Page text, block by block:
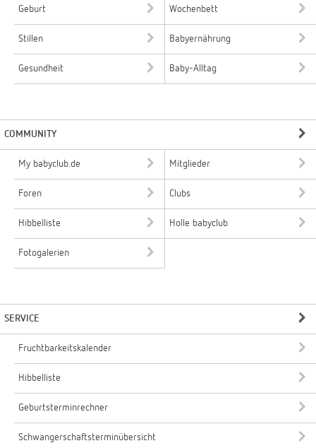
Geburt Wochenbett
Stillen Babyernährung
Gesundheit Baby-Alltag
COMMUNITY
My babyclub.de Mitglieder
Foren Clubs
Hibbelliste Holle babyclub
Fotogalerien
SERVICE
Fruchtbarkeitskalender
Hibbelliste
Geburtsterminrechner
Schwangerschaftsterminübersicht